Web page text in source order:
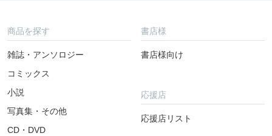
商品を探す
雑誌・アンソロジー
コミックス
小説
写真集・その他
CD・DVD
書店様
書店様向け
応援店
応援店リスト